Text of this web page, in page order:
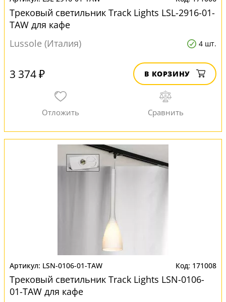
Трековый светильник Track Lights LSL-2916-01-
TAW для кафе
Lussole (Италия)
4 шт.
3 374 ₽ В КОРЗИНУ
LSN-0106-01-TAW 171008
Трековый светильник Track Lights LSN-0106-
01-TAW для кафе